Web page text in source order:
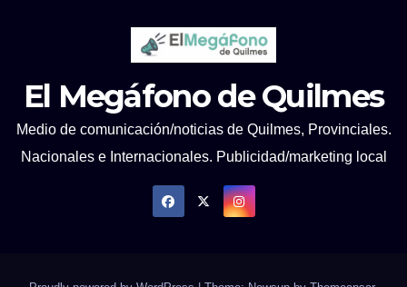
El Megáfono de Quilmes
Medio de comunicación/noticias de Quilmes, Provinciales.
Nacionales e Internacionales. Publicidad/marketing local